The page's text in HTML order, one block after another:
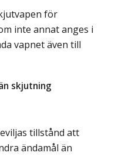
för
inte annat anges i
vapnet även till
skjutning
tillstånd att
ändamål än